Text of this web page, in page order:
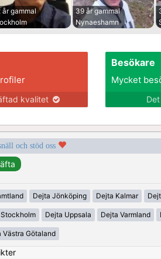
år gammal
39 år gammal
Nynaeshamn
kvalitet
Besökare
Mycket
och stöd oss
Dejta Jönköping Dejta Kalmar
Dejta Uppsala Dejta Varmland
Västra Götaland